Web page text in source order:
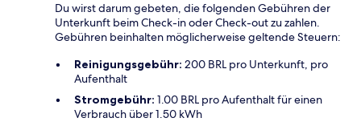
Du wirst darum gebeten, die folgenden Gebühren der
Unterkunft beim Check-in oder Check-out zu zahlen.
Gebühren beinhalten möglicherweise geltende Steuern:
Reinigungsgebühr: 200 BRL pro Unterkunft, pro
Aufenthalt
Stromgebühr: 1.00 BRL pro Aufenthalt für einen
Verbrauch über 1.50 kWh